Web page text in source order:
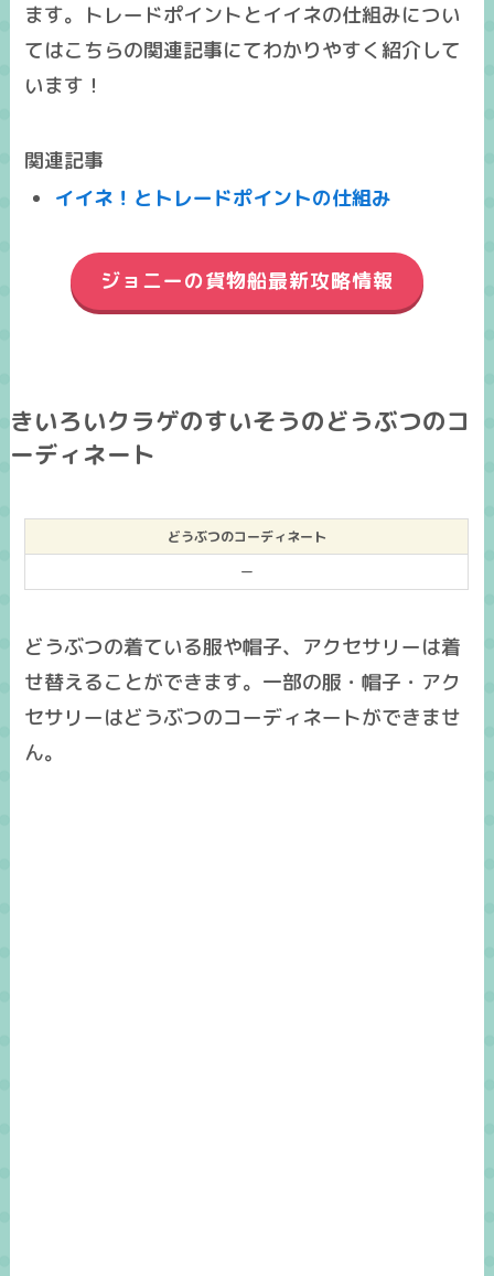
ます。トレードポイントとイイネの仕組みについ
てはこちらの関連記事にてわかりやすく紹介して
います！
関連記事
イイネ！とトレードポイントの仕組み
ジョニーの貨物船最新攻略情報
きいろいクラゲのすいそうのどうぶつのコ
ーディネート
どうぶつのコーディネート
ー
どうぶつの着ている服や帽子、アクセサリーは着
せ替えることができます。一部の服・帽子・アク
セサリーはどうぶつのコーディネートができませ
ん。